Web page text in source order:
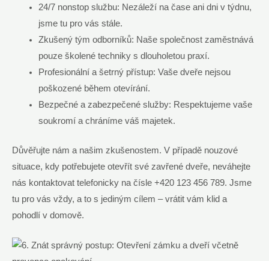
24/7 nonstop službu: Nezáleží na čase ani dni v týdnu,
jsme tu pro vás stále.
Zkušený tým odborníků: Naše společnost zaměstnává
pouze školené techniky s dlouholetou praxí.
Profesionální a šetrný přístup: Vaše dveře nejsou
poškozené během otevírání.
Bezpečné a zabezpečené služby: Respektujeme vaše
soukromí a chráníme váš majetek.
Důvěřujte nám a našim zkušenostem. V případě nouzové
situace, kdy potřebujete otevřít své zavřené dveře, neváhejte
nás kontaktovat telefonicky na čísle +420 123 456 789. Jsme
tu pro vás vždy, a to s jediným cílem – vrátit vám klid a
pohodlí v domově.